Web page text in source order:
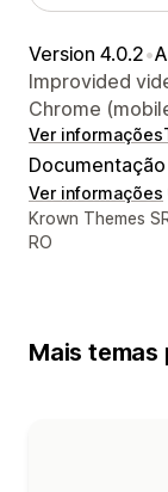
Version 4.0.2•
Improvided
Chrome
Ver informações
Ver informações
Informações
Krown Themes
RO
Mais temas